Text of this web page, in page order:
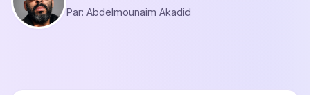
Par: Abdelmounaim Akadid